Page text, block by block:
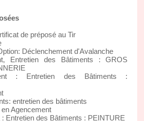
de préposé au Tir
Déclenchement d'Avalanche
Entretien des Bâtiments : GROS
: Entretien des Bâtiments :
entretien des bâtiments
Agencement
Entretien des Bâtiments : PEINTURE